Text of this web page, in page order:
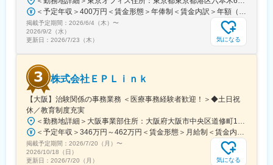
暇。
・産前産後休暇（妊娠中時短勤務あり）、子供が3歳になるまで取
得できる育児休業、
復帰後は短時間勤務制度の利用も可能。
変更の範囲：会社の定める業務
掲載予定期間： 2026/6/4（木） 〜
2026/9/2（水）
更新日： 2026/7/23（木） 気になる
株式会社ＥＰＬｉｎｋ
【大阪】治験関係の事務業務 ＜医療事務経験者歓迎！＞◆土日祝
休／教育制度充実
掲載予定期間： 2026/7/20（月） 〜
2026/10/18（日）
更新日： 2026/7/20（月） 気になる